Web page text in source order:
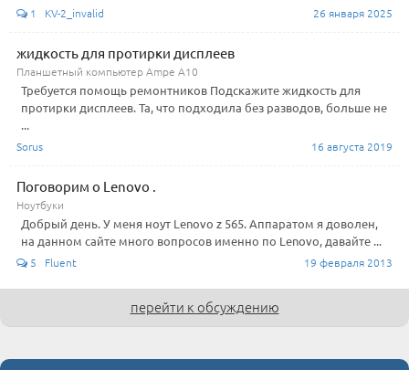
1 KV-2_invalid 26 января 2025
жидкость для протирки дисплеев
Планшетный компьютер Ampe A10
Требуется помощь ремонтников Подскажите жидкость для
протирки дисплеев. Та, что подходила без разводов, больше не
...
Sorus 16 августа 2019
Поговорим о Lenovo .
Ноутбуки
Добрый день. У меня ноут Lenovo z 565. Аппаратом я доволен,
на данном сайте много вопросов именно по Lenovo, давайте ...
5 Fluent 19 февраля 2013
перейти к обсуждению